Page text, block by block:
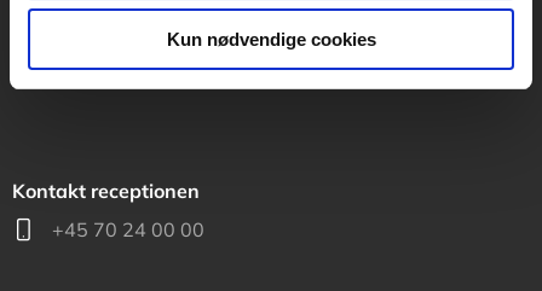
Kun nødvendige cookies
support@akademisk.dk
Kontakt receptionen
+45 70 24 00 00